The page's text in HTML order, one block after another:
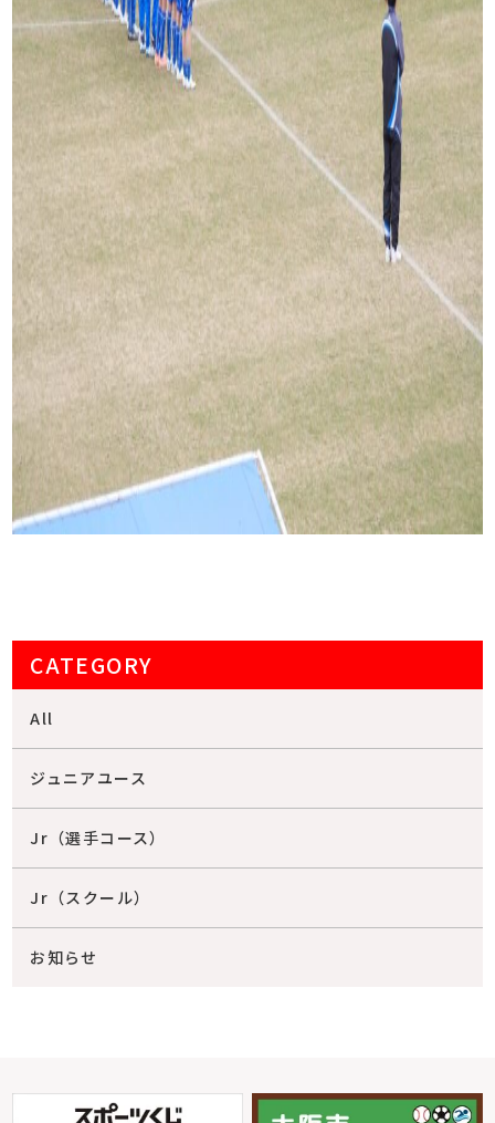
CATEGORY
All
ジュニアユース
Jr（選手コース）
Jr（スクール）
お知らせ